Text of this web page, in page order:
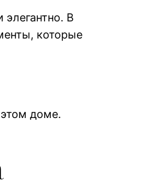
элегантно. В
которые
доме.